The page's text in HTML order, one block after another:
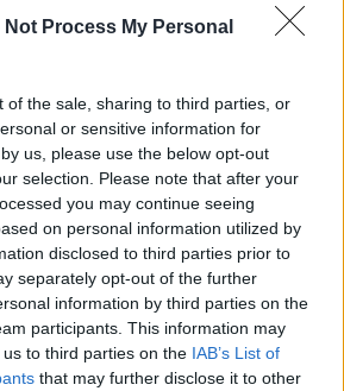
Not Process My Personal
of the sale, sharing to third parties, or
or sensitive information for
us, please use the below opt-out
selection. Please note that after your
you may continue seeing
on personal information utilized by
disclosed to third parties prior to
separately opt-out of the further
information by third parties on the
participants. This information may
to third parties on the IAB’s List of
that may further disclose it to other
A legijesztőbb PG-13-as
horror lesz az Új
csúszott a New Mutants,
jön a Deadpool 2, bajban van
Gambit
| 2018.01.12 00:10
Men: Új mutánsok - ismerd meg
karaktereket
| 2017.11.11 13:00
előzetesen a Fekete